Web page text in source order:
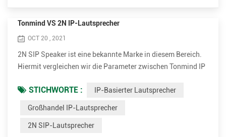
Tonmind VS 2N IP-Lautsprecher
OCT 20 , 2021
2N SIP Speaker ist eine bekannte Marke in diesem Bereich.
Hiermit vergleichen wir die Parameter zwischen Tonmind IP
basierten Lautsprechern. • Unterstützen Sie viel mehr
Codecs für eine bessere Klangqualität, einschließlich
30 W für klare und laute Stimme. Es ist 15W und 30W
STICHWORTE : IP-Basierter Lautsprecher
Großhandel IP-Lautsprecher
2N SIP-Lautsprecher